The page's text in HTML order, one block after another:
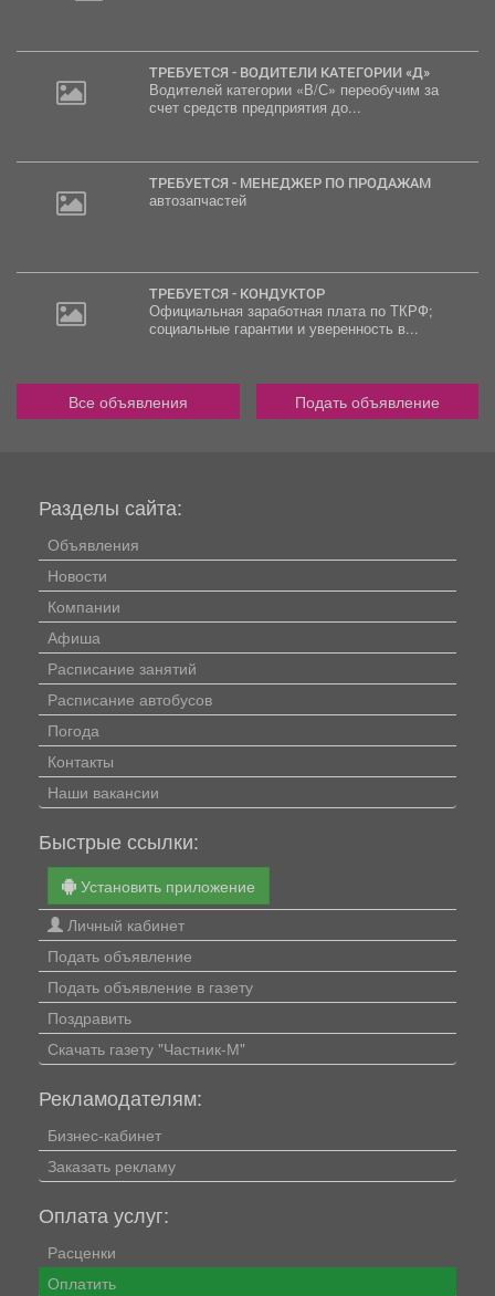
ТРЕБУЕТСЯ - ВОДИТЕЛИ КАТЕГОРИИ «Д»
Водителей категории «В/С» переобучим за
счет средств предприятия до...
ТРЕБУЕТСЯ - МЕНЕДЖЕР ПО ПРОДАЖАМ
автозапчастей
ТРЕБУЕТСЯ - КОНДУКТОР
Официальная заработная плата по ТКРФ;
социальные гарантии и уверенность в...
Все объявления Подать объявление
Разделы сайта:
Объявления
Новости
Компании
Афиша
Расписание занятий
Расписание автобусов
Погода
Контакты
Наши вакансии
Быстрые ссылки:
Установить приложение
Личный кабинет
Подать объявление
Подать объявление в газету
Поздравить
Скачать газету "Частник-М"
Рекламодателям:
Бизнес-кабинет
Заказать рекламу
Оплата услуг:
Расценки
Оплатить